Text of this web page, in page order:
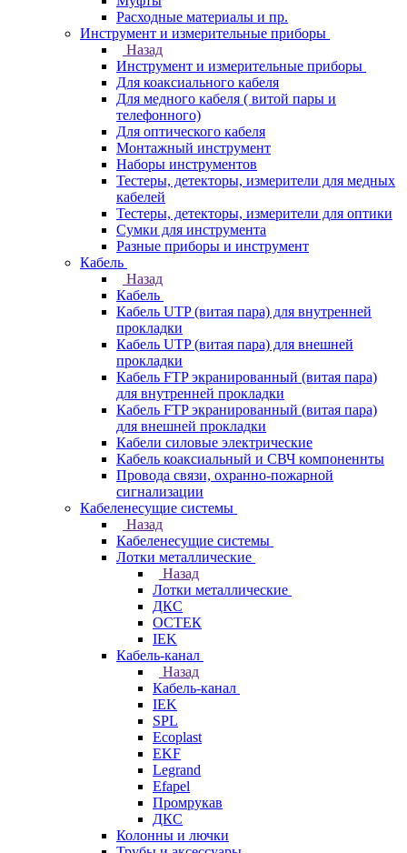
Расходные материалы и пр.
Инструмент и измерительные приборы
Назад
Инструмент и измерительные приборы
Для коаксиального кабеля
Для медного кабеля ( витой пары и
телефонного)
Для оптического кабеля
Монтажный инструмент
Наборы инструментов
Тестеры, детекторы, измерители для медных
кабелей
Тестеры, детекторы, измерители для оптики
Сумки для инструмента
Разные приборы и инструмент
Кабель
Назад
Кабель
Кабель UTP (витая пара) для внутренней
прокладки
Кабель UTP (витая пара) для внешней
прокладки
Кабель FTP экранированный (витая пара)
для внутренней прокладки
Кабель FTP экранированный (витая пара)
для внешней прокладки
Кабели силовые электрические
Кабель коаксиальный и СВЧ компоненнты
Провода связи, охранно-пожарной
сигнализации
Кабеленесущие системы
Назад
Кабеленесущие системы
Лотки металлические
Назад
Лотки металлические
ДКС
ОСТЕК
IEK
Кабель-канал
Назад
Кабель-канал
IEK
SPL
Ecoplast
EKF
Legrand
Efapel
Промрукав
ДКС
Колонны и лючки